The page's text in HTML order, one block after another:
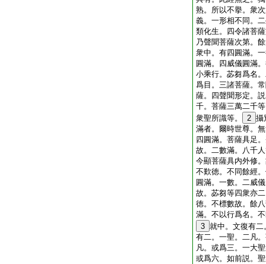
熟。所以不擧。衆
義。一形相不同。
類化生。四令諸菩
乃聲聞菩薩次第。
衆中。有四圓滿。
圓滿。四威儀圓滿
小乘行。苾芻爲名
爲目。三諸菩薩。
薩。四聲聞形定。
千。菩薩三萬二千
衆聖所識等。
2 攝
滿者。爾時世尊。
四圓滿。菩薩具足
故。二數滿。八千
今顯菩薩具内外修
不歎徳。不同餘經
圓滿。一數。二威
故。苾芻等四衆亦
徳。不標數故。餘
滿。不以行爲名。
3 就中。文復有
有二。一聖。二凡
凡。或爲三。一大
或爲六。如前説。